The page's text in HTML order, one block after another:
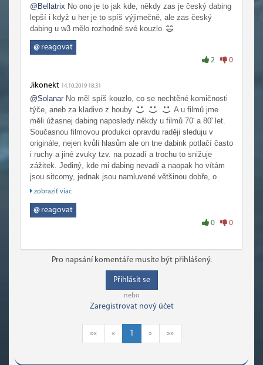
@Bellatrix No ono je to jak kde, někdy zas je český dabing
lepší i když u her je to spíš výjimečně, ale zas český
dabing u w3 mělo rozhodně své kouzlo
@reagovat
2 0
Jikonekt 14.10.2019 18:31
@Solanar No měl spíš kouzlo, co se nechtěné komičnosti
týče, aneb za kladivo z houby
A u filmů jme
měli úžasnej dabing naposledy někdy u filmů 70' a 80' let.
Současnou filmovou produkci opravdu raději sleduju v
originále, nejen kvůli hlasům ale on tne dabink potlačí často
i ruchy a jiné zvuky tzv. na pozadí a trochu to snižuje
zážitek. Jediný, kde mi dabing nevadí a naopak ho vítám
jsou sitcomy, jednak jsou namluvené většinou dobře, o
kvalitu zvuku v pozadí tam nikdy nejde a hlavně dialogy
nestíhám číst případné titulky.
zobraziť viac
@reagovat
0 0
Pro napsání komentáře musíte být přihlášený.
Přihlásit se
nebo
Zaregistrovat nový účet
«« « 1 » »»